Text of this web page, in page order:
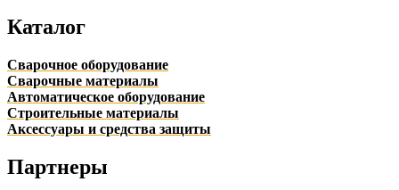
Каталог
Сварочное оборудование
Сварочные материалы
Автоматическое оборудование
Строительные материалы
Аксессуары и средства защиты
Партнеры